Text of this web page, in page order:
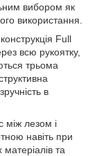
вибором як
використання.
Full
всю рукоятку,
трьома
в
між лезом і
навіть при
та